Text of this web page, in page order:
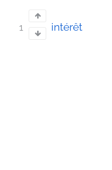
1 intérêt